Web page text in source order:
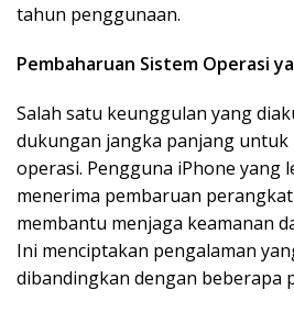
tahun penggunaan.
Pembaharuan Sistem Operasi
Salah satu keunggulan yang
dukungan jangka panjang untuk
operasi. Pengguna iPhone yang
menerima pembaruan
membantu menjaga keamanan
Ini menciptakan pengalaman
dibandingkan dengan beberapa